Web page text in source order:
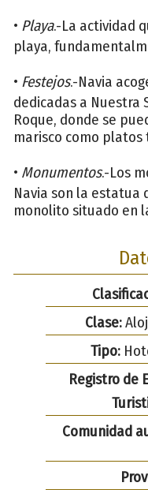
• Playa.-La actividad
playa,
• Festejos.-Navia
dedicadas a Nuestra
Roque, donde se
marisco como platos
• Monumentos.-Los
Navia son la estatua
monolito situado en
Clase:
Tipo:
Registro de
Comunidad